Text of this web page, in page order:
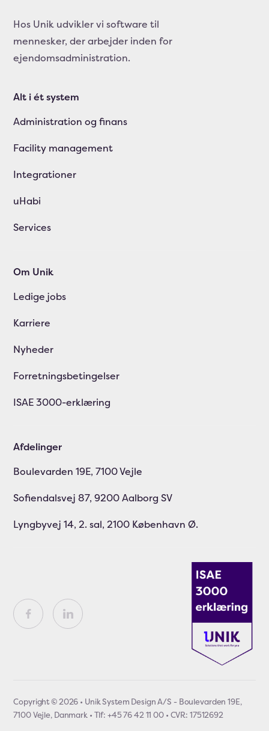
Hos Unik udvikler vi software til
mennesker, der arbejder inden for
ejendomsadministration.
Alt i ét system
Administration og finans
Facility management
Integrationer
uHabi
Services
Om Unik
Ledige jobs
Karriere
Nyheder
Forretningsbetingelser
ISAE 3000-erklæring
Afdelinger
Boulevarden 19E, 7100 Vejle
Sofiendalsvej 87, 9200 Aalborg SV
Lyngbyvej 14, 2. sal, 2100 København Ø.
Copyright © 2026 • Unik System Design A/S - Boulevarden 19E,
7100 Vejle, Danmark • Tlf: +45 76 42 11 00 • CVR: 17512692